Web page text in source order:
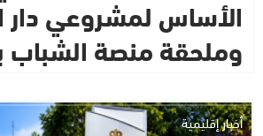
الأساس لمشروعي دار
وملحقة منصة الشباب
أخبار إقليمية